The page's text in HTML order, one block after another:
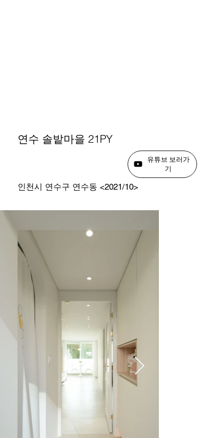
연수 솔밭마을 21PY
유튜브 보러가
기
인천시 연수구 연수동 <2021/10>